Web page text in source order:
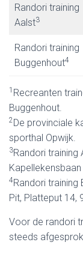
Randori training
Aalst3
Randori training
Buggenhout4
1 Recreanten
Buggenhout.
2De provinciale
sporthal Opwijk.
3Randori
4Randori
Pit, Platteput 14,
Voor de randori
steeds